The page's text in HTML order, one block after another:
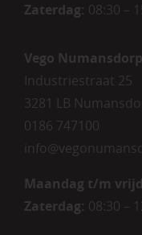
Zaterdag: 08:30 –
Vego Numansdorp
Industriestraat 25
3281 LB
0186 747100
Maandag t/m
Zaterdag: 08:30 –